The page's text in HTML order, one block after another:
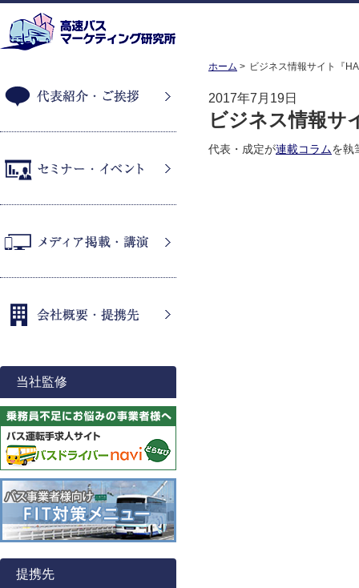
ホーム ビジネス情報サイト『
2017年7月19日
ビジネス情報サ
代表・成定が連載コラムを執
当社監修
提携先